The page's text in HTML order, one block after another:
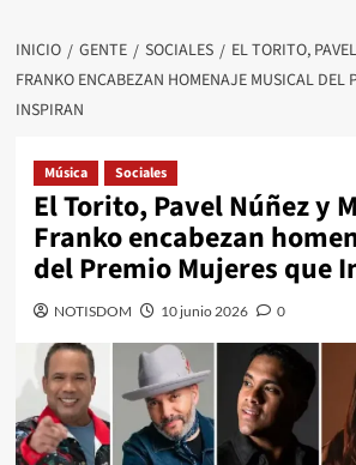
INICIO GENTE SOCIALES
EL TORITO,
FRANKO ENCABEZAN HOMENAJE MUSICAL DEL
INSPIRAN
Música Sociales
El Torito, Pavel Núñez y
Franko encabezan
del Premio Mujeres que
NOTISDOM 10 junio 2026 0